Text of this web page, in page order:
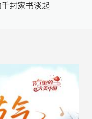
封家书谈起